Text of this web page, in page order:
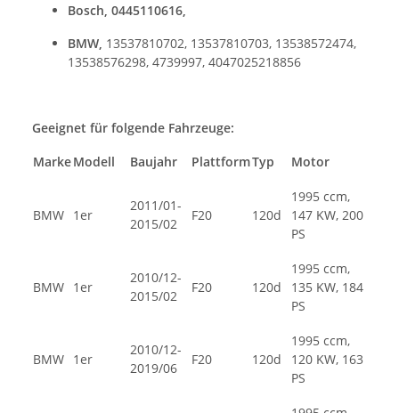
Bosch, 0445110616,
BMW, 13537810702, 13537810703, 13538572474,
13538576298, 4739997, 4047025218856
Geeignet für folgende Fahrzeuge:
MarkeModell Baujahr PlattformTyp Motor
BMW 1er
2011/01-
2015/02
F20 120d
1995 ccm,
147 KW, 200
PS
BMW 1er
2010/12-
2015/02
F20 120d
1995 ccm,
135 KW, 184
PS
BMW 1er
2010/12-
2019/06
F20 120d
1995 ccm,
120 KW, 163
PS